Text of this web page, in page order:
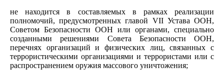
не находится в составляемых в рамках реализации
полномочий, предусмотренных главой VII Устава ООН,
Советом Безопасности ООН или органами, специально
созданными решениями Совета Безопасности ООН,
перечнях организаций и физических лиц, связанных с
террористическими организациями и террористами или с
распространением оружия массового уничтожения;